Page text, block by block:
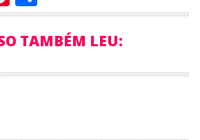
TAMBÉM LEU: